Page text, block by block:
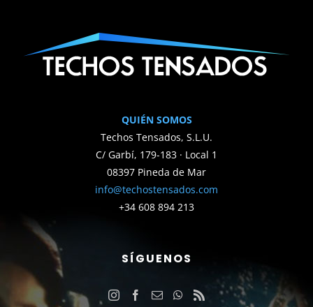
QUIÉN SOMOS
Techos Tensados, S.L.U.
C/ Garbí, 179-183 · Local 1
08397 Pineda de Mar
info@techostensados.com
+34 608 894 213
SÍGUENOS